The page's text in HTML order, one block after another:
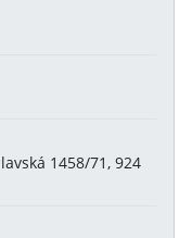
1458/71, 924